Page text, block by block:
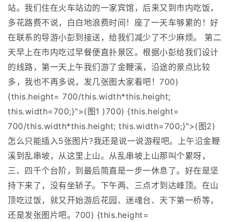
站。我们住在火车站边的一家宾馆，后来又到市内吃饭，
多花路费不说，白白地浪费时间！座了一天车够累的！好
在联系的导游小彭到接送，给我们减少了不少麻烦。 第二
天早上在市内吃过早餐便直扑景区。根据小彭给我们设计
的线路，第一天上午我们游了金鞭溪，沿途的景点比较
多，我也不再多说，发几张图大家看吧！700)
{this.height= 700/this.width*this.height;
this.width=700;}">(图1 )700) {this.height=
700/this.width*this.height; this.width=700;}">(图2)
怎么只能插入5张图片?我还是说一说游程吧。上午沿金鞭
溪到乱串坡，从这里上山。从乱串坡上山那叫个累呀，
三、四千个台阶，到最后简直是一步一休息了。好在是坚
持下来了，没有坐轿子。下午两、三点才到达峰顶。在山
顶吃过饭，就又开始游后花园、迷魂台、天下第一桥等，
还是发张图片吧。700) {this.height=